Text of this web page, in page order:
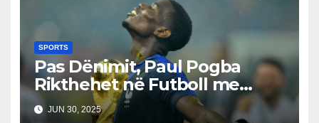
SPORTS
Pas Dënimit, Paul Pogba
Rikthehet në Futboll me
Monaco-n
JUN 30, 2025